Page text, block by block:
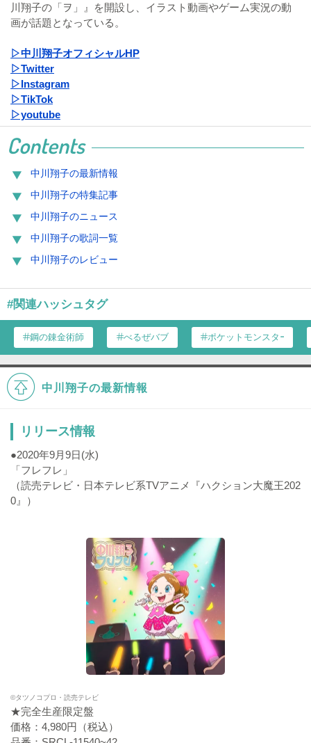
川翔子の「ヲ」』を開設し、イラスト動画やゲーム実況の動
画が話題となっている。
▷中川翔子オフィシャルHP
▷Twitter
▷Instagram
▷TikTok
▷youtube
Contents
中川翔子の最新情報
中川翔子の特集記事
中川翔子のニュース
中川翔子の歌詞一覧
中川翔子のレビュー
#関連ハッシュタグ
鋼の錬金術師 べるぜバブ ポケットモンスター
中川翔子の最新情報
リリース情報
●2020年9月9日(水)
「フレフレ」
（読売テレビ・日本テレビ系TVアニメ『ハクション大魔王202
0』）
©タツノコプロ・読売テレビ
★完全生産限定盤
価格：4,980円（税込）